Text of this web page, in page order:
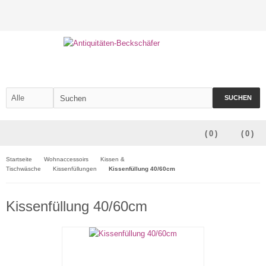
SUCHEN
( 0 )
( 0 )
Startseite Wohnaccessoirs
Kissen &
Tischwäsche
Kissenfüllungen Kissenfüllung 40/60cm
Kissenfüllung 40/60cm